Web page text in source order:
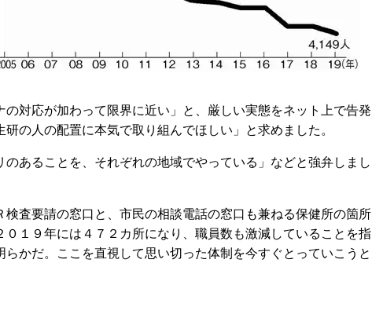
対応が加わって限界に近い」と、厳しい実態をネット上で告発
の人の配置に本気で取り組んでほしい」と求めました。
あることを、それぞれの地域でやっている」などと強弁しまし
査要請の窓口と、市民の相談電話の窓口も兼ねる保健所の箇所
１９年には４７２カ所になり、職員数も激減していることを指
かだ。ここを直視して思い切った体制を今すぐとっていこうと